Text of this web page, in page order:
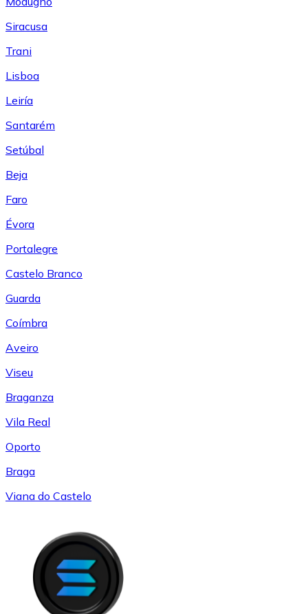
Siracusa
Trani
Lisboa
Leiría
Santarém
Setúbal
Beja
Faro
Évora
Portalegre
Castelo Branco
Guarda
Coímbra
Aveiro
Viseu
Braganza
Vila Real
Oporto
Braga
Viana do Castelo